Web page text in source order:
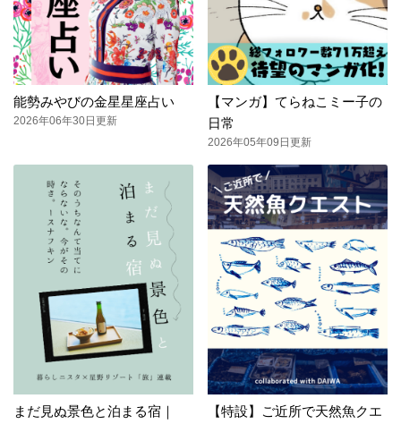
能勢みやびの金星星座占い
2026年06年30日更新
【マンガ】てらねこミー子の
日常
2026年05年09日更新
まだ見ぬ景色と泊まる宿｜
【特設】ご近所で天然魚クエ